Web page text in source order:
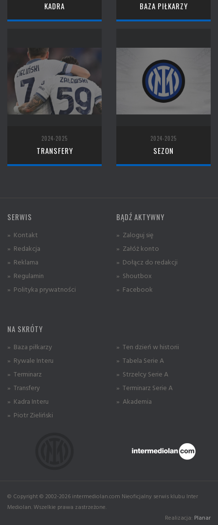
KADRA BAZA PIŁKARZY
2024-2025
TRANSFERY
2024-2025
SEZON
SERWIS
» Kontakt
» Redakcja
» Reklama
» Regulamin
» Polityka prywatności
BĄDŹ AKTYWNY
» Zaloguj się
» Załóż konto
» Dołącz do redakcji
» Shoutbox
» Facebook
NA SKRÓTY
» Baza piłkarzy
» Rywale Interu
» Terminarz
» Transfery
» Kadra Interu
» Piotr Zieliński
» Ten dzień w historii
» Tabela Serie A
» Strzelcy Serie A
» Terminarz Serie A
» Akademia
© Copyright © 2002-2026 intermediolan.com Nieoficjalny serwis klubu Inter
Mediolan. Wszelkie prawa zastrzeżone.
Realizacja: Planar